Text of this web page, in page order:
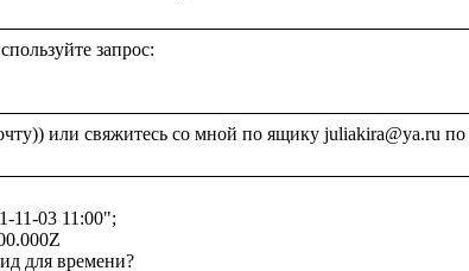
запрос:
11-03 11:00";